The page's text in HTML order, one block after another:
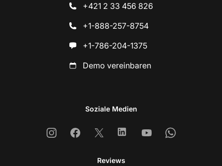
+421 2 33 456 826
+1-888-257-8754
+1-786-204-1375
Demo vereinbaren
Soziale Medien
InstagramFacebook
X LinkedinYoutubeWhatsapp
Reviews